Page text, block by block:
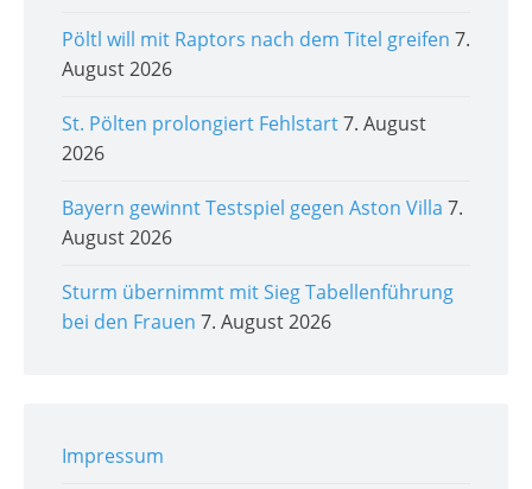
Pöltl will mit Raptors nach dem Titel greifen 7.
August 2026
St. Pölten prolongiert Fehlstart7. August
2026
Bayern gewinnt Testspiel gegen Aston Villa 7.
August 2026
Sturm übernimmt mit Sieg Tabellenführung
bei den Frauen 7. August 2026
Impressum